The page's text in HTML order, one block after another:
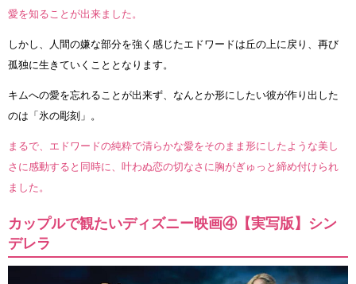
愛を知ることが出来ました。
しかし、人間の嫌な部分を強く感じたエドワードは丘の上に戻り、再び
孤独に生きていくこととなります。
キムへの愛を忘れることが出来ず、なんとか形にしたい彼が作り出した
のは「氷の彫刻」。
まるで、エドワードの純粋で清らかな愛をそのまま形にしたような美し
さに感動すると同時に、叶わぬ恋の切なさに胸がぎゅっと締め付けられ
ました。
カップルで観たいディズニー映画④【実写版】シン
デレラ